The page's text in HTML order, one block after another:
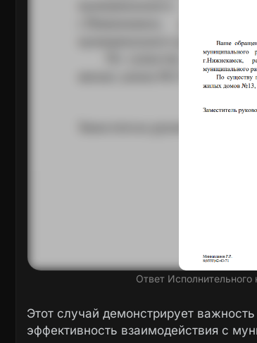
Ответ
Этот случай демонстрирует
эффективность взаимодействия с